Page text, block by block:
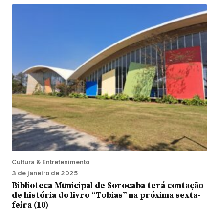
Cultura & Entretenimento
3 de janeiro de 2025
Biblioteca Municipal de Sorocaba terá contação
de história do livro “Tobias” na próxima sexta-
feira (10)